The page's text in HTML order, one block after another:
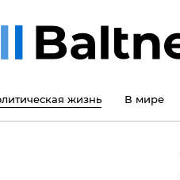
жизнь В мире